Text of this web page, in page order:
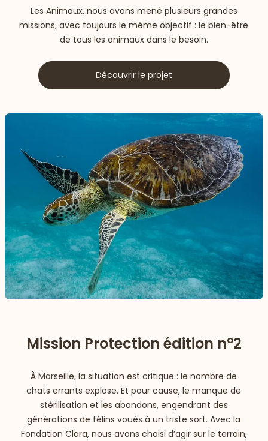
Les Animaux, nous avons mené plusieurs grandes
missions, avec toujours le même objectif : le bien-être
de tous les animaux dans le besoin.
Découvrir le projet
Mission Protection édition n°2
À Marseille, la situation est critique : le nombre de
chats errants explose. Et pour cause, le manque de
stérilisation et les abandons, engendrant des
générations de félins voués à un triste sort. Avec la
Fondation Clara, nous avons choisi d’agir sur le terrain,